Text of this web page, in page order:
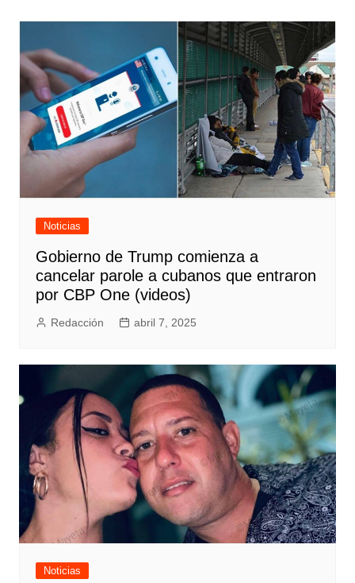
entradas
Noticias
Gobierno de Trump comienza a
cancelar parole a cubanos que entraron
por CBP One (videos)
Redacción abril 7, 2025
Noticias